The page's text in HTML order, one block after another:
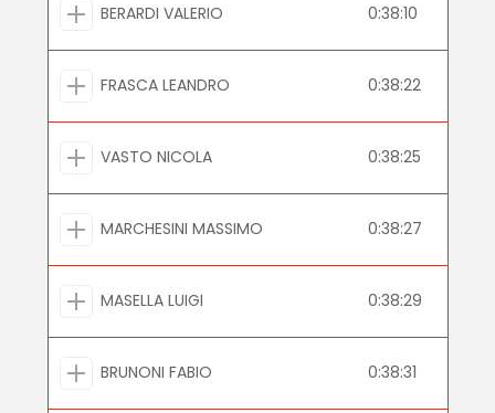
BERARDI VALERIO 0:38:10
FRASCA LEANDRO 0:38:22
VASTO NICOLA 0:38:25
MARCHESINI MASSIMO 0:38:27
MASELLA LUIGI 0:38:29
BRUNONI FABIO 0:38:31